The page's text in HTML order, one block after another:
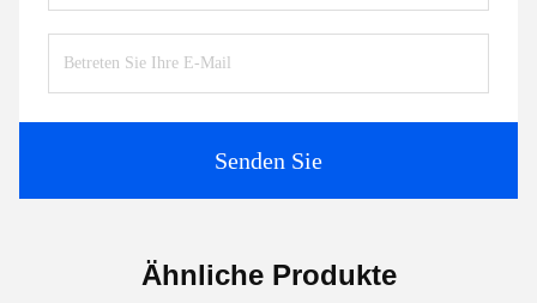
Senden Sie
Ähnliche Produkte